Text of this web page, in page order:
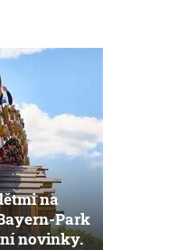
na
Park
novinky.